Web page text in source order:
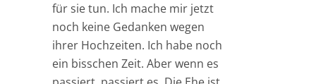
für sie tun. Ich mache mir jetzt
noch keine Gedanken wegen
ihrer Hochzeiten. Ich habe noch
ein bisschen Zeit. Aber wenn es